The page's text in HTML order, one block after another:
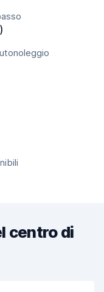
centro di